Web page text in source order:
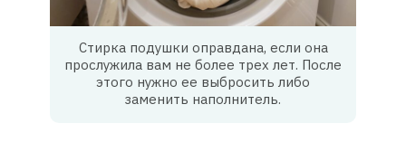
Стирка подушки оправдана, если она
прослужила вам не более трех лет. После
этого нужно ее выбросить либо
заменить наполнитель.